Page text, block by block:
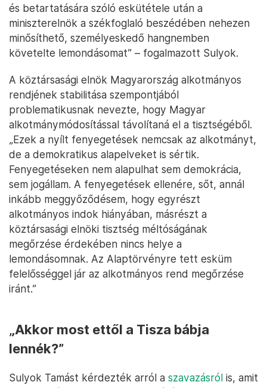
és betartatására szóló eskütétele után a
miniszterelnök a székfoglaló beszédében nehezen
minősíthető, személyeskedő hangnemben
követelte lemondásomat” – fogalmazott Sulyok.
A köztársasági elnök Magyarország alkotmányos
rendjének stabilitása szempontjából
problematikusnak nevezte, hogy Magyar
alkotmánymódosítással távolítaná el a tisztségéből.
„Ezek a nyílt fenyegetések nemcsak az alkotmányt,
de a demokratikus alapelveket is sértik.
Fenyegetéseken nem alapulhat sem demokrácia,
sem jogállam. A fenyegetések ellenére, sőt, annál
inkább meggyőződésem, hogy egyrészt
alkotmányos indok hiányában, másrészt a
köztársasági elnöki tisztség méltóságának
megőrzése érdekében nincs helye a
lemondásomnak. Az Alaptörvényre tett esküm
felelősséggel jár az alkotmányos rend megőrzése
iránt.”
„Akkor most ettől a Tisza bábja
lennék?”
Sulyok Tamást kérdezték arról a szavazásról is, amit